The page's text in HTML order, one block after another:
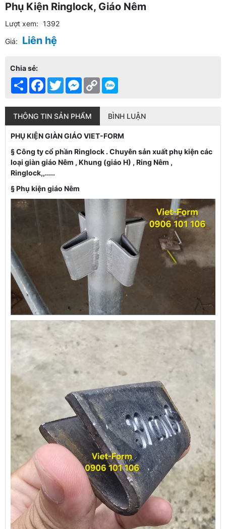
Phụ Kiện Ringlock, Giáo Nêm
Lượt xem: 1392
Giá: Liên hệ
Chia sẻ:
Share Facebook
TwitterMessenger
Copy
Link
THÔNG TIN SẢN PHẨM BÌNH LUẬN
PHỤ KIỆN GIÀN GIÁO VIET-FORM
§Công ty cổ phần Ringlock . Chuyên sản xuất phụ kiện các
loại giàn giáo Nêm , Khung (giáo H) , Ring Nêm ,
Ringlock,,.....
§Phụ kiện giáo Nêm